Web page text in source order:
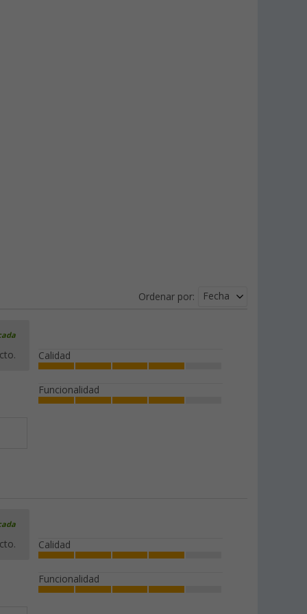
Ordenar por: Fecha
Calidad
Funcionalidad
Calidad
Funcionalidad